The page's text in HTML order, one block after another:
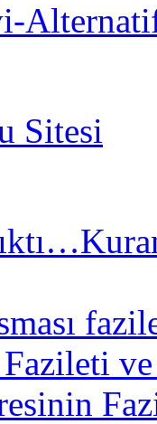
Sitesi